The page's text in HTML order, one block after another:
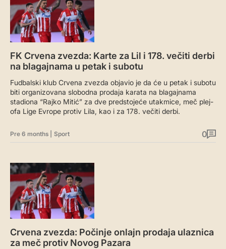
FK Crvena zvezda: Karte za Lil i 178. večiti derbi
na blagajnama u petak i subotu
Fudbalski klub Crvena zvezda objavio je da će u petak i subotu
biti organizovana slobodna prodaja karata na blagajnama
stadiona “Rajko Mitić” za dve predstojeće utakmice, meč plej-
ofa Lige Evrope protiv Lila, kao i za 178. večiti derbi.
Pre 6 months Sport 0
Crvena zvezda: Počinje onlajn prodaja ulaznica
za meč protiv Novog Pazara